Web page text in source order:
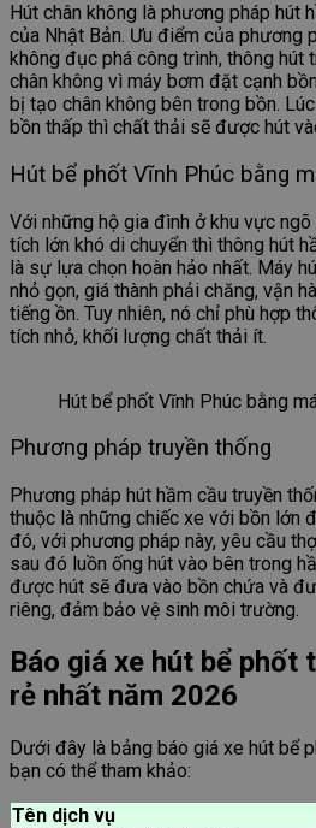
Hút chân không là phương pháp hút
của Nhật Bản. Ưu điểm của phương
không đục phá công trình, thông hút
chân không vì máy bơm đặt cạnh
bị tạo chân không bên trong bồn.
bồn thấp thì chất thải sẽ được hút
Hút bể phốt Vĩnh Phúc bằng
Với những hộ gia đình ở khu vực
tích lớn khó di chuyển thì thông hút
là sự lựa chọn hoàn hảo nhất. Máy
nhỏ gọn, giá thành phải chăng, vận
tiếng ồn. Tuy nhiên, nó chỉ phù hợp
tích nhỏ, khối lượng chất thải ít.
Hút bể phốt Vĩnh Phúc bằng
Phương pháp truyền thống
Phương pháp hút hầm cầu truyền
thuộc là những chiếc xe với bồn lớn
đó, với phương pháp này, yêu cầu
sau đó luồn ống hút vào bên trong
được hút sẽ đưa vào bồn chứa và
riêng, đảm bảo vệ sinh môi trường.
Báo giá xe hút bể phốt
rẻ nhất năm 2026
Dưới đây là bảng báo giá xe hút bể
bạn có thể tham khảo:
Tên dịch vụ